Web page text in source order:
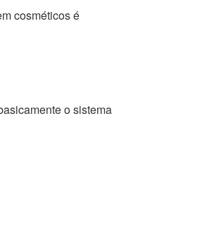
cosméticos é
o sistema